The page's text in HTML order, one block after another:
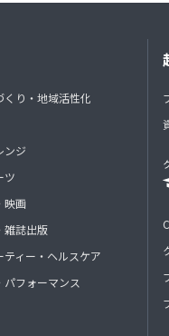
くり・地域活性化
ンジ
ツ
映画
雑誌出版
ティー・ヘルスケア
パフォーマンス